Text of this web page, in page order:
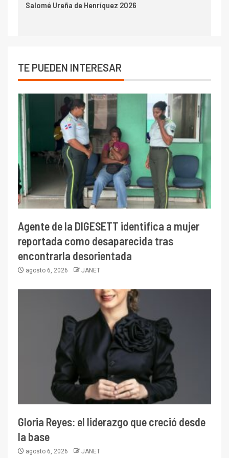
Salomé Ureña de Henríquez 2026
TE PUEDEN INTERESAR
Agente de la DIGESETT identifica a mujer
reportada como desaparecida tras
encontrarla desorientada
agosto 6, 2026 JANET
Gloria Reyes: el liderazgo que creció desde
la base
agosto 6, 2026 JANET